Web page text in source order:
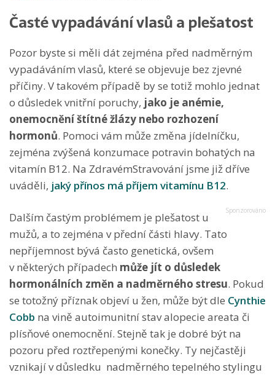
Časté vypadávání vlasů a plešatost
Pozor byste si měli dát zejména před nadměrným
vypadáváním vlasů, které se objevuje bez zjevné
příčiny. V takovém případě by se totiž mohlo jednat
o důsledek vnitřní poruchy, jako je anémie,
onemocnění štítné žlázy nebo rozhození
hormonů. Pomoci vám může změna jídelníčku,
zejména zvýšená konzumace potravin bohatých na
vitamín B12. Na ZdravémStravování jsme již dříve
uváděli, jaký přínos má příjem vitamínu B12.
Dalším častým problémem je plešatost u
mužů, a to zejména v přední části hlavy. Tato
nepříjemnost bývá často genetická, ovšem
v některých případech může jít o důsledek
hormonálních změn a nadměrného stresu. Pokud
se totožný příznak objeví u žen, může být dle Cynthie
Cobb na vině autoimunitní stav alopecie areata či
plísňové onemocnění. Stejně tak je dobré být na
pozoru před roztřepenými konečky. Ty nejčastěji
vznikají v důsledku nadměrného tepelného stylingu